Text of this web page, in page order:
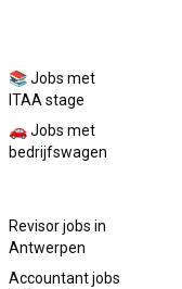
📚 Jobs met
ITAA stage
🚗 Jobs met
bedrijfswagen
Revisorjobs in
Antwerpen
Accountantjobs